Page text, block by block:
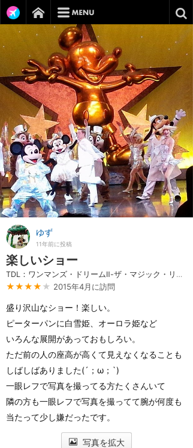
ゆず
11年前に投稿
楽しいショー
TDL：ワンマンズ・ドリームⅡ-ザ・マジック・リブズ・オン
★★★★ ★ 2015年4月に訪問
盛り沢山なショー！楽しい。
ピーターパンに白雪姫、オーロラ姫など
いろんな展開があっておもしろい。
ただ前の人の座高が高くて見えなくなることも
しばしばありました(´；ω；`)
一眼レフで写真を撮ってる方たくさんいて
隣の方も一眼レフで写真を撮ってて腕が何度も
当たって少し嫌だったです。
写真を拡大